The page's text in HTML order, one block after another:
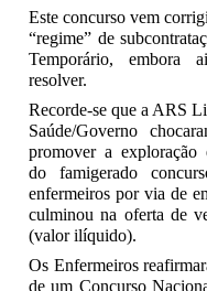
Este concurso vem
“regime” de
Temporário, embora
resolver.
Recorde-se que a ARS
Saúde/Governo
promover a exploração
do famigerado
enfermeiros por via de
culminou na oferta de
(valor ilíquido).
Os Enfermeiros
de um Concurso